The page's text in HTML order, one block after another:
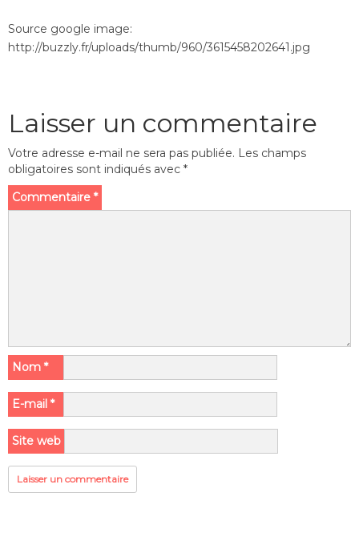
Source google image:
http://buzzly.fr/uploads/thumb/960/3615458202641.jpg
Laisser un commentaire
Votre adresse e-mail ne sera pas publiée. Les champs
obligatoires sont indiqués avec *
Commentaire *
Nom *
E-mail *
Site web